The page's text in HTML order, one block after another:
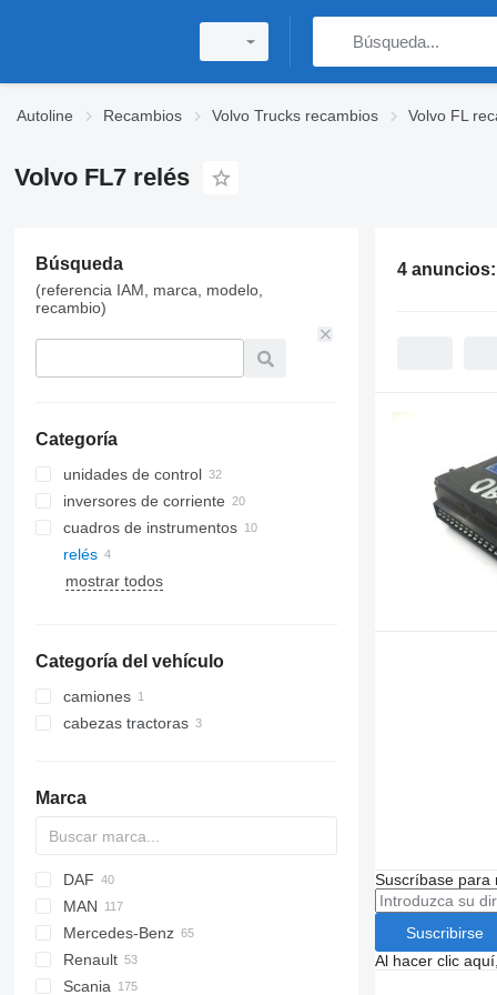
Autoline Recambios Volvo Trucks recambios Volvo FL
Volvo FL7 relés
Búsqueda
(referencia IAM, marca, modelo,
recambio)
Categoría
unidades de control
inversores de corriente
cuadros de instrumentos
relés
mostrar todos
Categoría del vehículo
camiones
cabezas tractoras
Marca
Futura
MAXIMA
C-series
DAF
CF
LF
XF
EuroCargo
EuroStar
Eurorider
Stralis
MAN
A-series
LE
Lion's series
Mercedes-Benz
A-Class
Actros
Canter
Cityliner
Jetliner
Renault
Magnum
Scania
4 anuncios:
Suscríbase para
Suscribirse
Al hacer clic